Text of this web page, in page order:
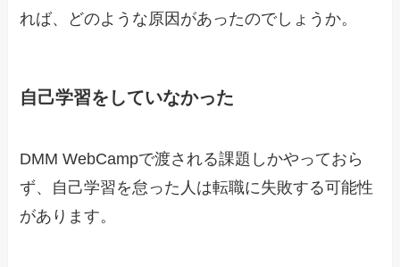
れば、どのような原因があったのでしょうか。
自己学習をしていなかった
DMM WebCampで渡される課題しかやっておら
ず、自己学習を怠った人は転職に失敗する可能性
があります。